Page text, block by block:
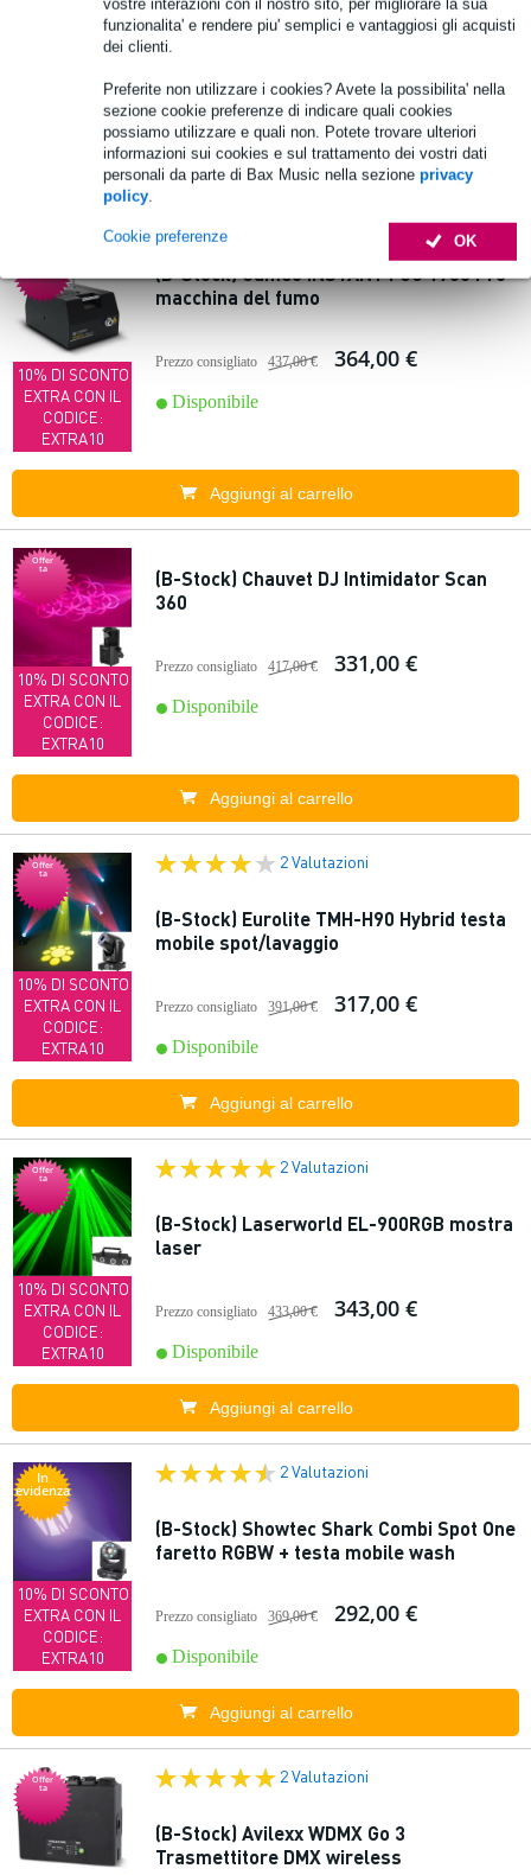
vostre interazioni con il nostro sito, per migliorare la sua
funzionalita' e rendere piu' semplici e vantaggiosi gli acquisti
dei clienti.
Preferite non utilizzare i cookies? Avete la possibilita' nella
sezione cookie preferenze di indicare quali cookies
possiamo utilizzare e quali non. Potete trovare ulteriori
informazioni sui cookies e sul trattamento dei vostri dati
personali da parte di Bax Music nella sezione privacy
policy.
OK
Cookie preferenze
EXTRA CON IL
EXTRA10
Prezzo consigliato
Disponibile
10% DI SCONTO
EXTRA CON IL
CODICE:
EXTRA10
(B-Stock) Cameo INSTANT FOG 1700 Pro
macchina del fumo
Prezzo consigliato 437,00 € 364,00 €
Disponibile
Aggiungi al carrello
Offer
ta
10% DI SCONTO
EXTRA CON IL
CODICE:
EXTRA10
(B-Stock) Chauvet DJ Intimidator Scan
360
Prezzo consigliato 417,00 € 331,00 €
Disponibile
Aggiungi al carrello
Offer
ta
10% DI SCONTO
EXTRA CON IL
CODICE:
EXTRA10
2 Valutazioni
(B-Stock) Eurolite TMH-H90 Hybrid testa
mobile spot/lavaggio
Prezzo consigliato 391,00 € 317,00 €
Disponibile
Aggiungi al carrello
Offer
ta
10% DI SCONTO
EXTRA CON IL
CODICE:
EXTRA10
2 Valutazioni
(B-Stock) Laserworld EL-900RGB mostra
laser
Prezzo consigliato 433,00 € 343,00 €
Disponibile
Aggiungi al carrello
In
evidenza
10% DI SCONTO
EXTRA CON IL
CODICE:
EXTRA10
2 Valutazioni
(B-Stock) Showtec Shark Combi Spot One
faretto RGBW + testa mobile wash
Prezzo consigliato 369,00 € 292,00 €
Disponibile
Aggiungi al carrello
Offer
ta
2 Valutazioni
(B-Stock) Avilexx WDMX Go 3
Trasmettitore DMX wireless